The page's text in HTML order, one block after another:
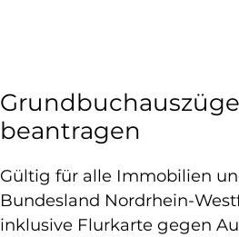
beantragen
Gültig für alle Immobilien
Bundesland Nordrhein-
inklusive Flurkarte gegen